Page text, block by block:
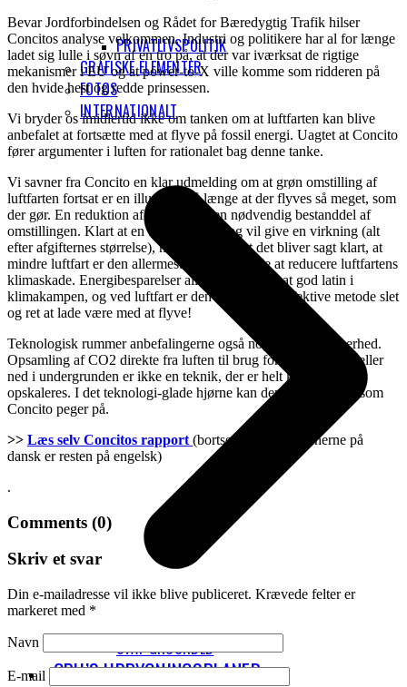
PRIVATLIVSPOLITIK
GRAFISKE ELEMENTER
FOTOS
INTERNATIONALT
STAY GROUNDED
CPH’S UDBYGNINGSPLANER
Bevar Jordforbindelsen og Rådet for Bæredygtig Trafik hilser
Concitos analyse velkommen. Industri og politikere har al for længe
ladet sig lulle i søvn af en tro på, at der var iværksat de rigtige
mekanismer i EU og at power-to-X ville komme som ridderen på
den hvide hest og redde prinsessen.
Vi bryder os imidlertid ikke om tanken om at luftfarten kan blive
anbefalet at fortsætte med at flyve på fossil energi. Uagtet at Concito
fører argumenter i luften for rationalet bag denne tanke.
Vi savner fra Concito en klar udmelding om at grøn omstilling af
luftfarten fortsat er en illussion, så længe at der flyves så meget, som
der gør. En reduktion af flyvning er en nødvendig bestanddel af
omstillingen. Klart at en brandbeskatning vil give en virkning (alt
efter afgifternes størrelse), men vi savner at det bliver sagt klart, at
mindre luftfart er den allermest effektive måde at reducere luftfartens
klimaskade. Energibesparelser allevegne er fortsat god latin i
klimakampen, og ved luftfart er den mest energieffektive metode slet
og ret at lade være med at flyve!
Teknologisk rummer anbefalingerne også noget af en usikkerhed.
Opsamling af CO2 direkte fra luften til brug for andre formål eller
ned i undergrunden er ikke en teknik, der er helt klar og kan
opskaleres. I det teknologi-glade hjørne kan den jo blive klar, som
Concito peger på.
>> Læs selv Concitos rapport (bortset fra konklusionerne på
dansk er resten på engelsk)
.
Comments (0)
Skriv et svar
Din e-mailadresse vil ikke blive publiceret. Krævede felter er
markeret med *
Navn
E-mail